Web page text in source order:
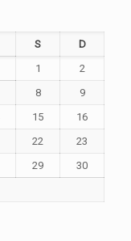
S
D
1
2
8
9
15
16
22
23
29
30